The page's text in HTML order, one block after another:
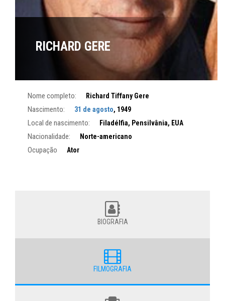
RICHARD GERE
Nome completo: Richard Tiffany Gere
Nascimento: 31 de agosto, 1949
Local de nascimento: Filadélfia, Pensilvânia, EUA
Nacionalidade: Norte-americano
Ocupação Ator
BIOGRAFIA
FILMOGRAFIA